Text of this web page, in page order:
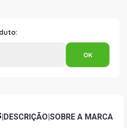
|DESCRIÇÃO|SOBRE A MARCA